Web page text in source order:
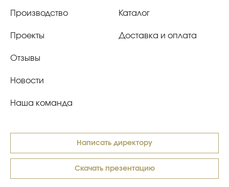
Производство
Проекты
Отзывы
Новости
Наша команда
Каталог
Доставка и оплата
Написать директору
Скачать презентацию